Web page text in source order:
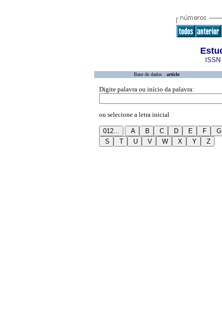
Base de dados : article
Digite palavra ou início da palavra:
ou selecione a letra inicial